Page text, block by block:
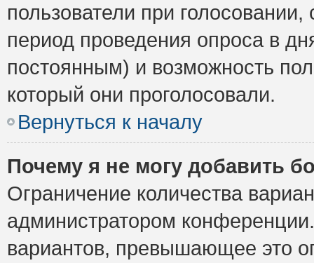
пользователи при
период проведения опроса в
постоянным) и возможность
который они проголосовали.
Вернуться к началу
Почему я не могу добавить
Ограничение количества
администратором
вариантов, превышающее это